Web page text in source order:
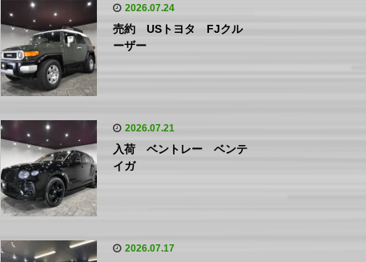
2026.07.24
売約 USトヨタ FJクル
ーザー
2026.07.21
入荷 ベントレー ベンテ
イガ
2026.07.17